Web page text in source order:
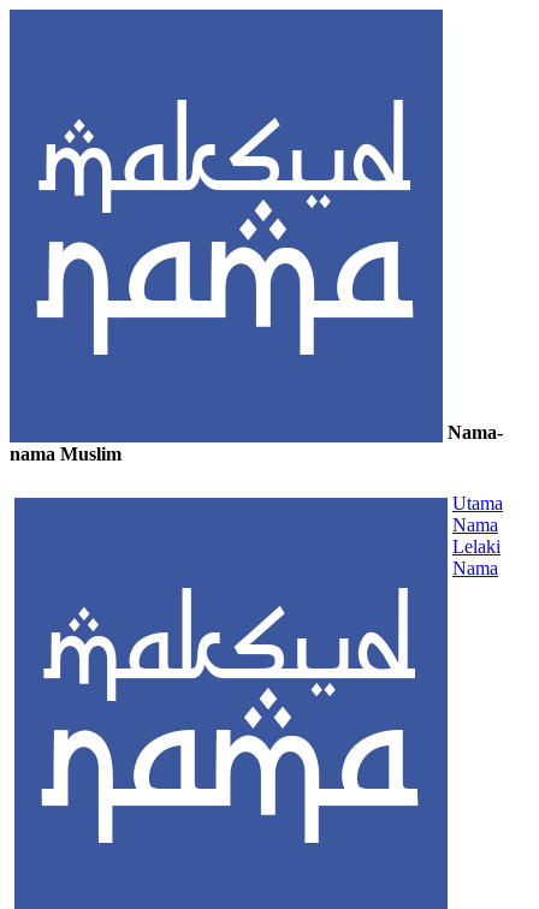
Nama-
nama Muslim
Utama
Nama
Lelaki
Nama